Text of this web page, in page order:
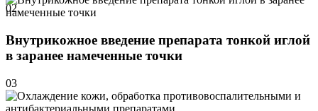
02
Внутрикожное введение препарата тонкой иглой
в заранее намеченные точки
03